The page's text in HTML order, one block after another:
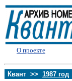
О проекте
Квант >> 1987 год